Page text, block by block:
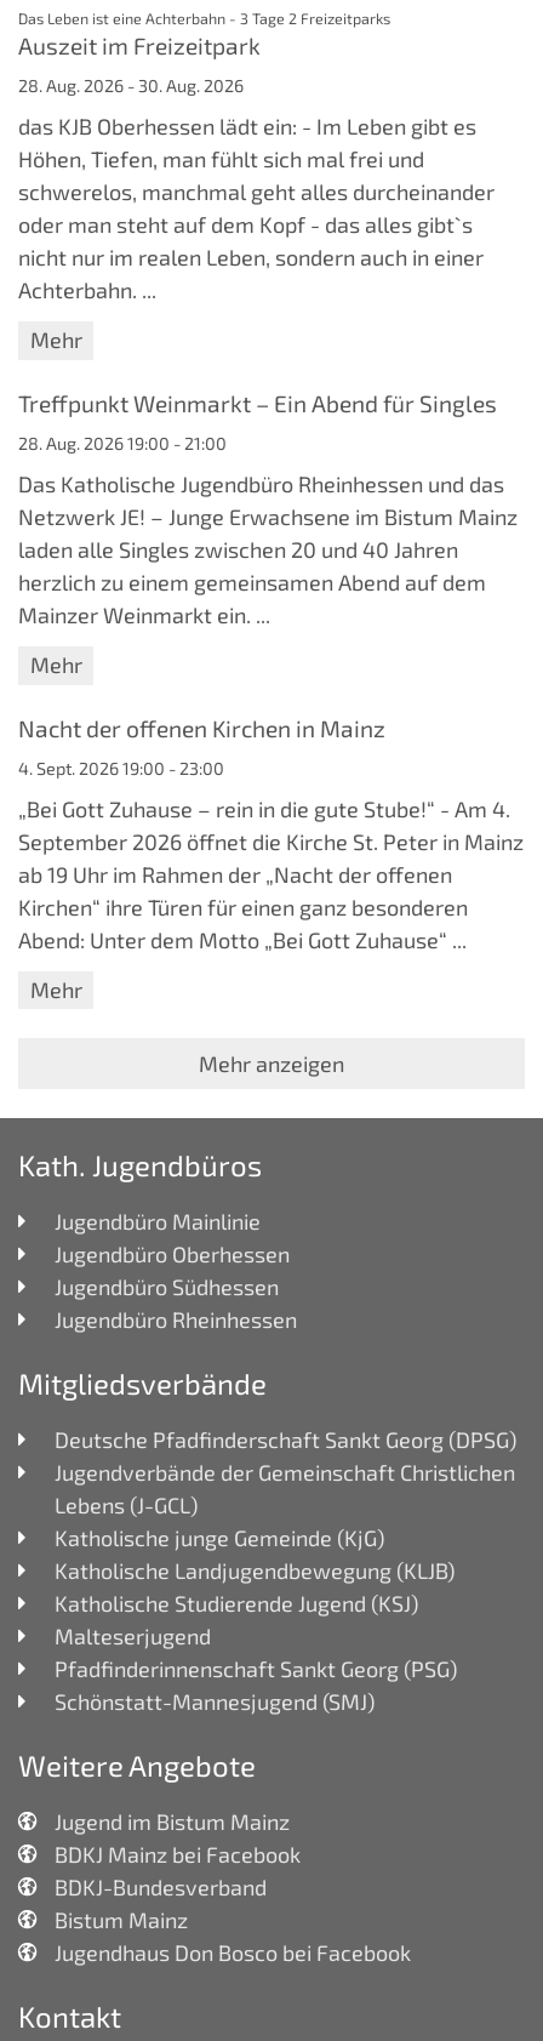
Das Leben ist eine Achterbahn - 3 Tage 2 Freizeitparks:
Auszeit im Freizeitpark
28. Aug. 2026 - 30. Aug. 2026
das KJB Oberhessen lädt ein: - Im Leben gibt es
Höhen, Tiefen, man fühlt sich mal frei und
schwerelos, manchmal geht alles durcheinander
oder man steht auf dem Kopf - das alles gibt`s
nicht nur im realen Leben, sondern auch in einer
Achterbahn. ...
Mehr
Treffpunkt Weinmarkt – Ein Abend für Singles
28. Aug. 2026 19:00 - 21:00
Das Katholische Jugendbüro Rheinhessen und das
Netzwerk JE! – Junge Erwachsene im Bistum Mainz
laden alle Singles zwischen 20 und 40 Jahren
herzlich zu einem gemeinsamen Abend auf dem
Mainzer Weinmarkt ein. ...
Mehr
Nacht der offenen Kirchen in Mainz
4. Sept. 2026 19:00 - 23:00
„Bei Gott Zuhause – rein in die gute Stube!“ - Am 4.
September 2026 öffnet die Kirche St. Peter in Mainz
ab 19 Uhr im Rahmen der „Nacht der offenen
Kirchen“ ihre Türen für einen ganz besonderen
Abend: Unter dem Motto „Bei Gott Zuhause“ ...
Mehr
Mehr anzeigen
Kath. Jugendbüros
Jugendbüro Mainlinie
Jugendbüro Oberhessen
Jugendbüro Südhessen
Jugendbüro Rheinhessen
Mitgliedsverbände
Deutsche Pfadfinderschaft Sankt Georg (DPSG)
Jugendverbände der Gemeinschaft Christlichen
Lebens (J-GCL)
Katholische junge Gemeinde (KjG)
Katholische Landjugendbewegung (KLJB)
Katholische Studierende Jugend (KSJ)
Malteserjugend
Pfadfinderinnenschaft Sankt Georg (PSG)
Schönstatt-Mannesjugend (SMJ)
Weitere Angebote
Jugend im Bistum Mainz
BDKJ Mainz bei Facebook
BDKJ-Bundesverband
Bistum Mainz
Jugendhaus Don Bosco bei Facebook
Kontakt